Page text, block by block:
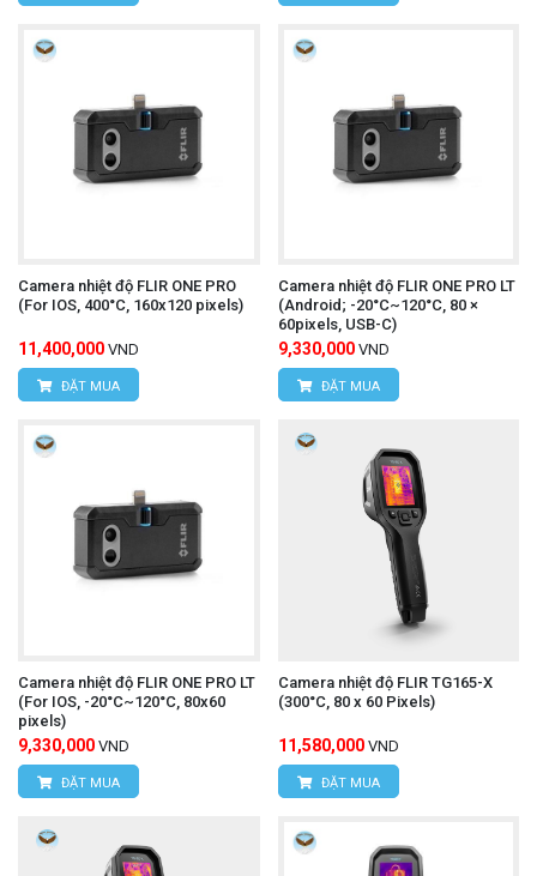
vantien2307@gmail.com
Website:www.hungnguyentech.vn
HÙNG NGUYÊN TECH - TP HỒ CHÍ MINH
Kiên, Huyện Bình Chánh, Thành phố Hồ Chí
Minh
Điện thoại:
0934.616.395
Website:
www.hungnguyentech.vn
Camera nhiệt độ FLIR ONE PRO
(For IOS, 400°C, 160x120 pixels)
11,400,000 VND
ĐẶT MUA
Camera nhiệt độ FLIR ONE PRO LT
(Android; -20°C~120°C, 80 ×
60pixels, USB-C)
9,330,000 VND
ĐẶT MUA
Camera nhiệt độ FLIR ONE PRO LT
(For IOS, -20°C~120°C, 80x60
pixels)
9,330,000 VND
ĐẶT MUA
Camera nhiệt độ FLIR TG165-X
(300°C, 80 x 60 Pixels)
11,580,000 VND
ĐẶT MUA